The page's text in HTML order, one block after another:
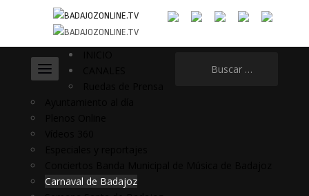
Carnaval de Badajoz